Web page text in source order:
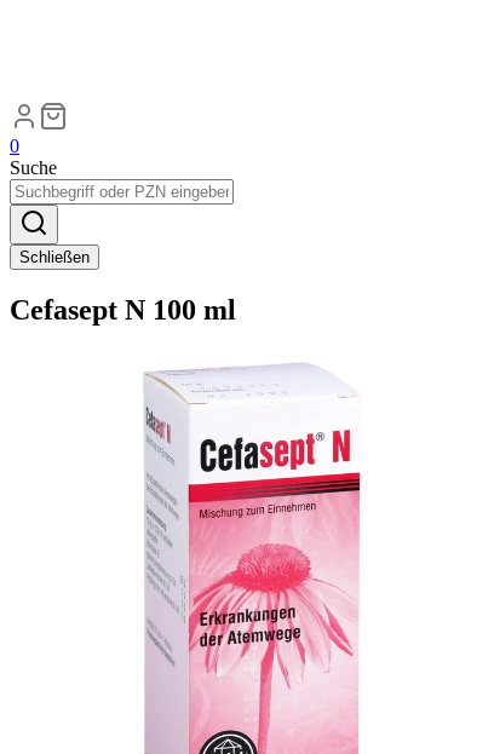
0
Suche
Schließen
Cefasept N 100 ml